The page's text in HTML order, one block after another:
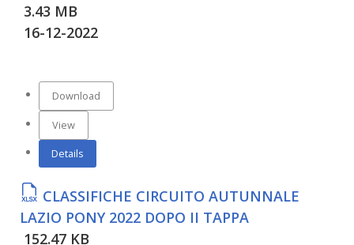
3.43 MB
16-12-2022
Download
View
Details
CLASSIFICHE CIRCUITO AUTUNNALE
LAZIO PONY 2022 DOPO II TAPPA
152.47 KB